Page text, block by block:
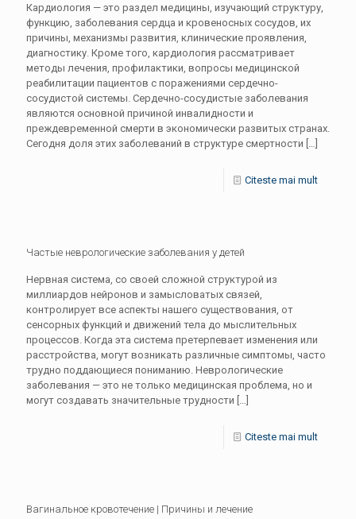
Кардиология — это раздел медицины, изучающий структуру,
функцию, заболевания сердца и кровеносных сосудов, их
причины, механизмы развития, клинические проявления,
диагностику. Кроме того, кардиология рассматривает
методы лечения, профилактики, вопросы медицинской
реабилитации пациентов с поражениями сердечно-
сосудистой системы. Сердечно-сосудистые заболевания
являются основной причиной инвалидности и
преждевременной смерти в экономически развитых странах.
Сегодня доля этих заболеваний в структуре смертности
Citeste mai mult
Частые неврологические заболевания у детей
Нервная система, со своей сложной структурой из
миллиардов нейронов и замысловатых связей,
контролирует все аспекты нашего существования, от
сенсорных функций и движений тела до мыслительных
процессов. Когда эта система претерпевает изменения или
расстройства, могут возникать различные симптомы, часто
трудно поддающиеся пониманию. Неврологические
заболевания — это не только медицинская проблема, но и
могут создавать значительные трудности
Citeste mai mult
Вагинальное кровотечение | Причины и лечение